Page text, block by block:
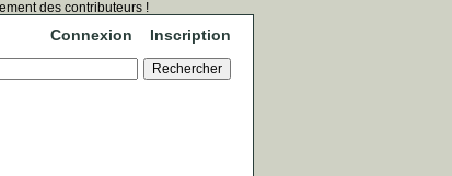
des contributeurs !
Connexion Inscription